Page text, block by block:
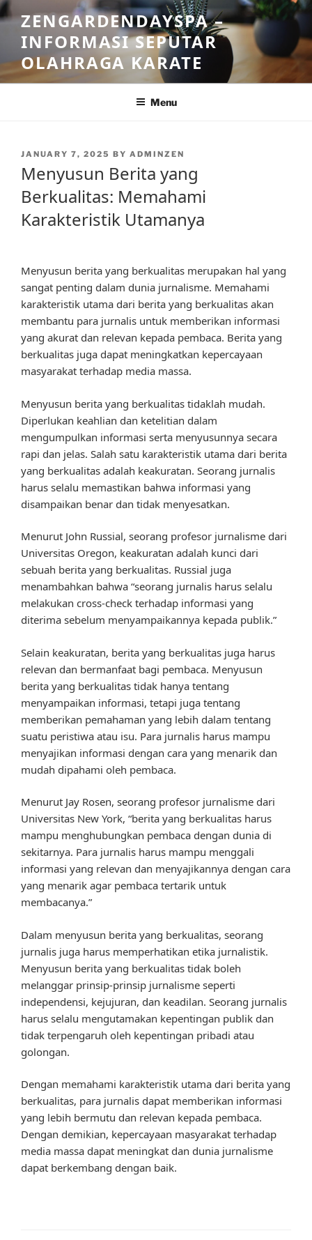
Skip
to
content
ZENGARDENDAYSPA –
INFORMASI SEPUTAR
OLAHRAGA KARATE
Menu
POSTED
JANUARY 7, 2025 BY ADMINZEN
Menyusun Berita yang
Berkualitas: Memahami
Karakteristik Utamanya
Menyusun berita yang berkualitas merupakan hal yang
sangat penting dalam dunia jurnalisme. Memahami
karakteristik utama dari berita yang berkualitas akan
membantu para jurnalis untuk memberikan informasi
yang akurat dan relevan kepada pembaca. Berita yang
berkualitas juga dapat meningkatkan kepercayaan
masyarakat terhadap media massa.
Menyusun berita yang berkualitas tidaklah mudah.
Diperlukan keahlian dan ketelitian dalam
mengumpulkan informasi serta menyusunnya secara
rapi dan jelas. Salah satu karakteristik utama dari berita
yang berkualitas adalah keakuratan. Seorang jurnalis
harus selalu memastikan bahwa informasi yang
disampaikan benar dan tidak menyesatkan.
Menurut John Russial, seorang profesor jurnalisme dari
Universitas Oregon, keakuratan adalah kunci dari
sebuah berita yang berkualitas. Russial juga
menambahkan bahwa “seorang jurnalis harus selalu
melakukan cross-check terhadap informasi yang
diterima sebelum menyampaikannya kepada publik.”
Selain keakuratan, berita yang berkualitas juga harus
relevan dan bermanfaat bagi pembaca. Menyusun
berita yang berkualitas tidak hanya tentang
menyampaikan informasi, tetapi juga tentang
memberikan pemahaman yang lebih dalam tentang
suatu peristiwa atau isu. Para jurnalis harus mampu
menyajikan informasi dengan cara yang menarik dan
mudah dipahami oleh pembaca.
Menurut Jay Rosen, seorang profesor jurnalisme dari
Universitas New York, “berita yang berkualitas harus
mampu menghubungkan pembaca dengan dunia di
sekitarnya. Para jurnalis harus mampu menggali
informasi yang relevan dan menyajikannya dengan cara
yang menarik agar pembaca tertarik untuk
membacanya.”
Dalam menyusun berita yang berkualitas, seorang
jurnalis juga harus memperhatikan etika jurnalistik.
Menyusun berita yang berkualitas tidak boleh
melanggar prinsip-prinsip jurnalisme seperti
independensi, kejujuran, dan keadilan. Seorang jurnalis
harus selalu mengutamakan kepentingan publik dan
tidak terpengaruh oleh kepentingan pribadi atau
golongan.
Dengan memahami karakteristik utama dari berita yang
berkualitas, para jurnalis dapat memberikan informasi
yang lebih bermutu dan relevan kepada pembaca.
Dengan demikian, kepercayaan masyarakat terhadap
media massa dapat meningkat dan dunia jurnalisme
dapat berkembang dengan baik.